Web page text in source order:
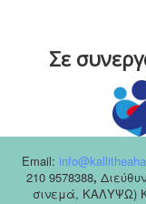
Σε
Email:
210 9578388,
σινεμά, ΚΑΛΥΨΩ)